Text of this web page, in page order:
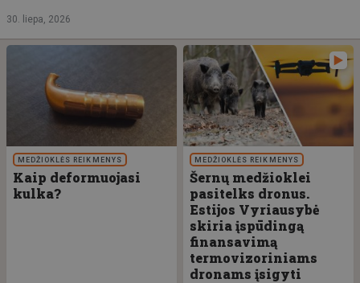
30. liepa, 2026
MEDŽIOKLĖS REIKMENYS
Kaip deformuojasi
kulka?
MEDŽIOKLĖS REIKMENYS
Šernų medžioklei
pasitelks dronus.
Estijos Vyriausybė
skiria įspūdingą
finansavimą
termovizoriniams
dronams įsigyti